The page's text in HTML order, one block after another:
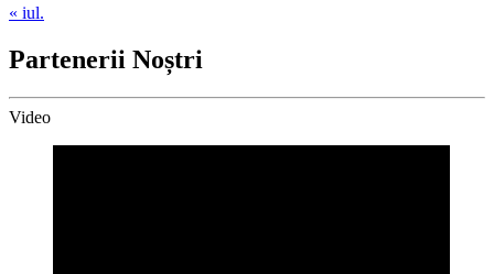
« iul.
Partenerii Noștri
Video